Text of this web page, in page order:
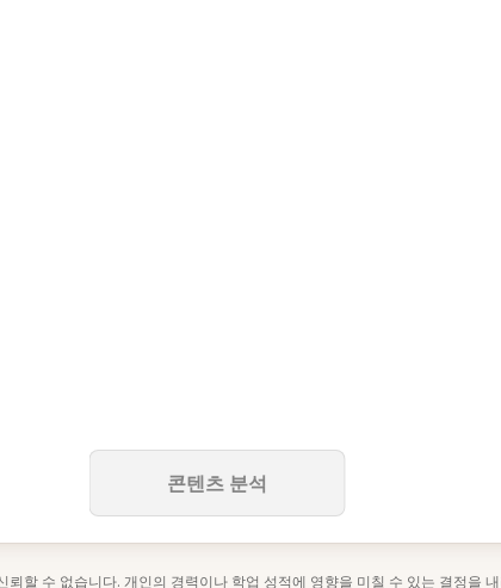
콘텐츠 분석
할 수 없습니다. 개인의 경력이나 학업 성적에 영향을 미칠 수 있는 결정을